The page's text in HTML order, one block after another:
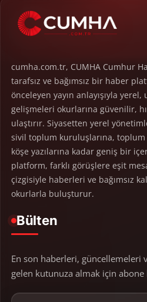
cumha.com.tr, CUMHA Cumhur
tarafsız ve bağımsız bir haber
önceleyen yayın anlayışıyla
gelişmeleri okurlarına güvenilir,
ulaştırır. Siyasetten yerel
sivil toplum kuruluşlarına, toplum
köşe yazılarına kadar geniş bir
platform, farklı görüşlere eşit
çizgisiyle haberleri ve bağımsız
okurlarla buluşturur.
Bülten
En son haberleri, güncellemeleri
gelen kutunuza almak için abone